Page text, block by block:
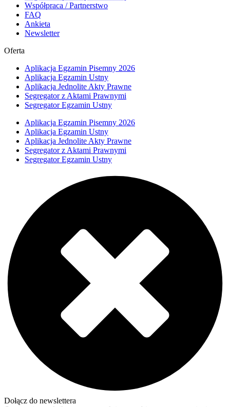
Współpraca / Partnerstwo
FAQ
Ankieta
Newsletter
Oferta
Aplikacja Egzamin Pisemny 2026
Aplikacja Egzamin Ustny
Aplikacja Jednolite Akty Prawne
Segregator z Aktami Prawnymi
Segregator Egzamin Ustny
Aplikacja Egzamin Pisemny 2026
Aplikacja Egzamin Ustny
Aplikacja Jednolite Akty Prawne
Segregator z Aktami Prawnymi
Segregator Egzamin Ustny
Dołącz do newslettera